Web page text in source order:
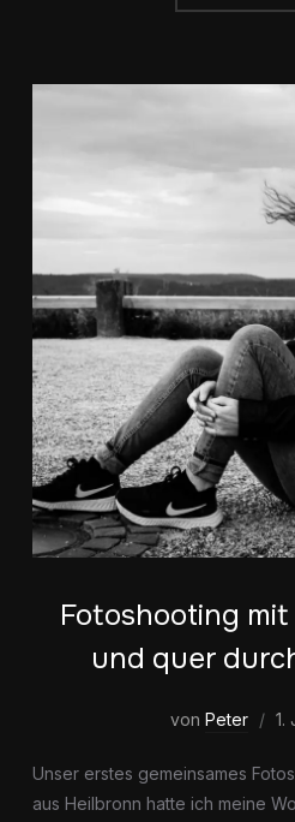
Fotoshooting
und quer
von Peter 1.
Unser erstes gemeinsames
aus Heilbronn hatte ich meine